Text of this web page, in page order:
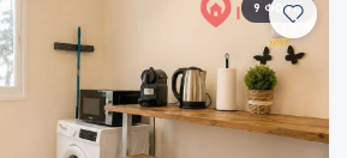
9 ФОТО